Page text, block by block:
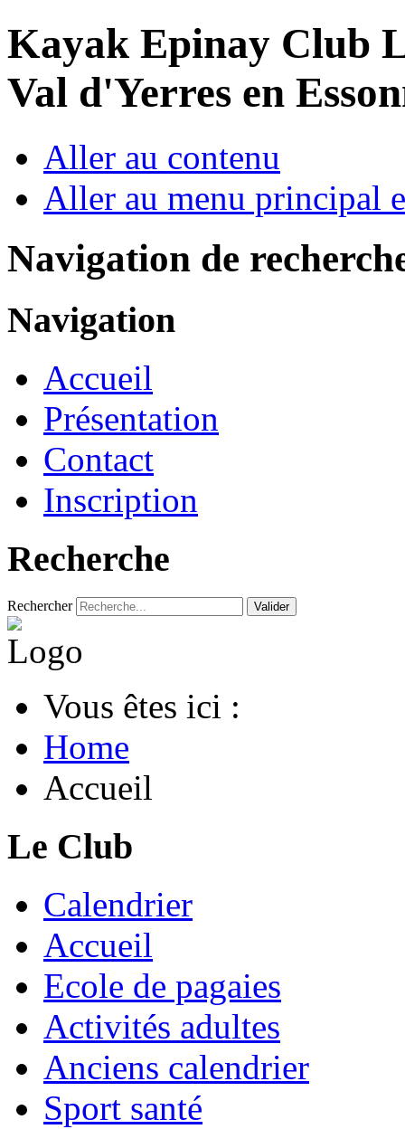
Kayak Epinay Club
Val d'Yerres en
Aller au contenu
Aller au menu principal
Navigation de
Navigation
Accueil
Présentation
Contact
Inscription
Recherche
Rechercher Valider
Vous êtes ici :
Home
Accueil
Le Club
Calendrier
Accueil
Ecole de pagaies
Activités adultes
Anciens calendrier
Sport santé